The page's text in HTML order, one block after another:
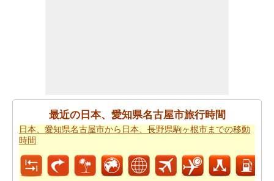
市博多区博多駅中央街１−１ 博多駅まで 飛行機で飛びま
す、距離がどのぐらいかかります。日本、愛知県名古屋
市から日本、〒812-0012 福岡県福岡市博多区博多駅中央
日本、愛知県名古屋市から日本、〒812-0012 福岡県福岡
最近の日本、愛知県名古屋市旅行時間
日本、愛知県名古屋市から日本、長野県駒ヶ根市までの移動
時間